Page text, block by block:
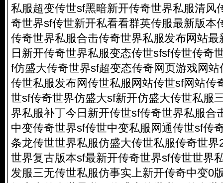
私服超变传世sf黑暗新开传奇世界私服清风
奇世界sf传世新开私看看群英传服最新版本
传奇世界私服合击传奇世界私服发布网站
日新开传奇世界私服变态传世sfsf传世传奇
f仿盛大传奇世界sf超变态传奇网页游戏网
传世私服发布网传世私服网站传世sf网站传
世sf传奇世界仿盛大sf新开仿盛大传世私服
界私服补丁今日新开传世sf传奇世界私服合
中变传奇世界sf传世中变私服网通传世sf传
条龙传世世界私服仿盛大传世私服传奇世
世界复古版本sf最新开传奇世界sf传世世界
发服三无传世私服仿事实上新开传奇中变0